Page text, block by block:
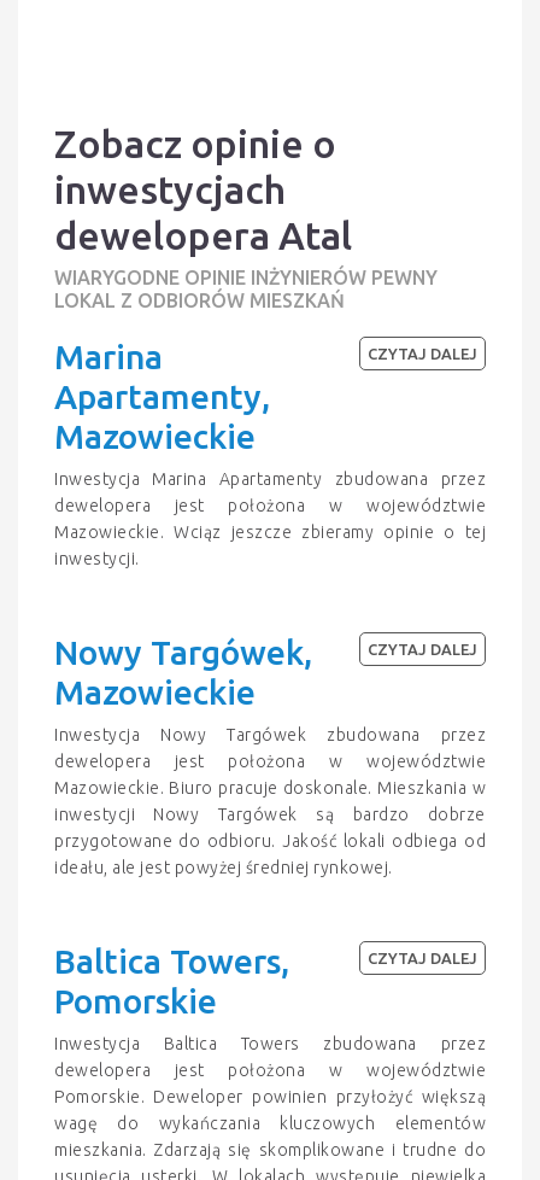
Zobacz opinie o
inwestycjach
dewelopera Atal
WIARYGODNE OPINIE INŻYNIERÓW PEWNY
LOKAL Z ODBIORÓW MIESZKAŃ
Marina
Apartamenty,
Mazowieckie
Inwestycja Marina Apartamenty zbudowana przez
dewelopera jest położona w województwie
Mazowieckie. Wciąz jeszcze zbieramy opinie o tej
inwestycji.
CZYTAJ DALEJ
Nowy Targówek,
Mazowieckie
Inwestycja Nowy Targówek zbudowana przez
dewelopera jest położona w województwie
Mazowieckie. Biuro pracuje doskonale. Mieszkania w
inwestycji Nowy Targówek są bardzo dobrze
przygotowane do odbioru. Jakość lokali odbiega od
ideału, ale jest powyżej średniej rynkowej.
CZYTAJ DALEJ
Baltica Towers,
Pomorskie
Inwestycja Baltica Towers zbudowana przez
dewelopera jest położona w województwie
Pomorskie. Deweloper powinien przyłożyć większą
wagę do wykańczania kluczowych elementów
mieszkania. Zdarzają się skomplikowane i trudne do
usunięcia usterki. W lokalach występuje niewielka
CZYTAJ DALEJ